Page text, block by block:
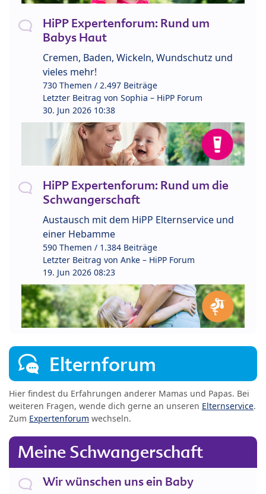
HiPP Expertenforum: Rund um
Babys Haut
Cremen, Baden, Wickeln, Wundschutz und
vieles mehr!
730 Themen / 2.497 Beiträge
Letzter Beitrag von Sophia – HiPP Forum
30. Jun 2026 10:38
HiPP Expertenforum: Rund um die
Schwangerschaft
Austausch mit dem HiPP Elternservice und
einer Hebamme
590 Themen / 1.384 Beiträge
Letzter Beitrag von Anke – HiPP Forum
19. Jun 2026 08:23
Elternforum
Hier findest du Erfahrungen anderer Mamas und Papas. Bei
weiteren Fragen, wende dich gerne an unseren Elternservice.
Zum Expertenforum wechseln.
Meine Schwangerschaft
Wir wünschen uns ein Baby